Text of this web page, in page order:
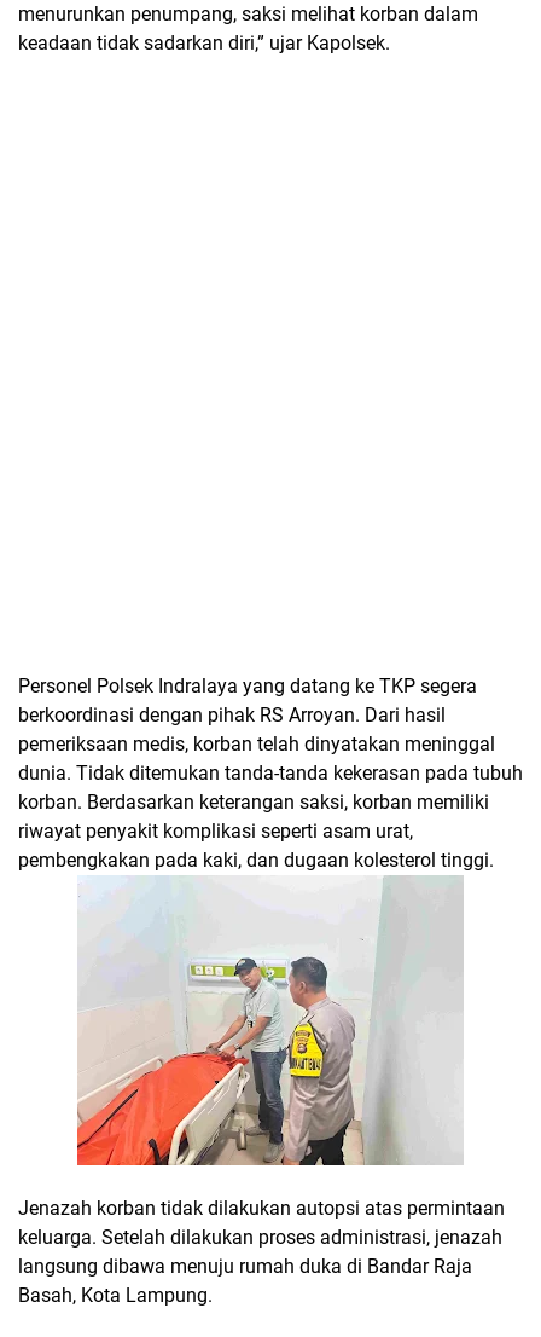
menurunkan penumpang, saksi melihat korban dalam
keadaan tidak sadarkan diri,” ujar Kapolsek.
Personel Polsek Indralaya yang datang ke TKP segera
berkoordinasi dengan pihak RS Arroyan. Dari hasil
pemeriksaan medis, korban telah dinyatakan meninggal
dunia. Tidak ditemukan tanda-tanda kekerasan pada tubuh
korban. Berdasarkan keterangan saksi, korban memiliki
riwayat penyakit komplikasi seperti asam urat,
pembengkakan pada kaki, dan dugaan kolesterol tinggi.
Jenazah korban tidak dilakukan autopsi atas permintaan
keluarga. Setelah dilakukan proses administrasi, jenazah
langsung dibawa menuju rumah duka di Bandar Raja
Basah, Kota Lampung.